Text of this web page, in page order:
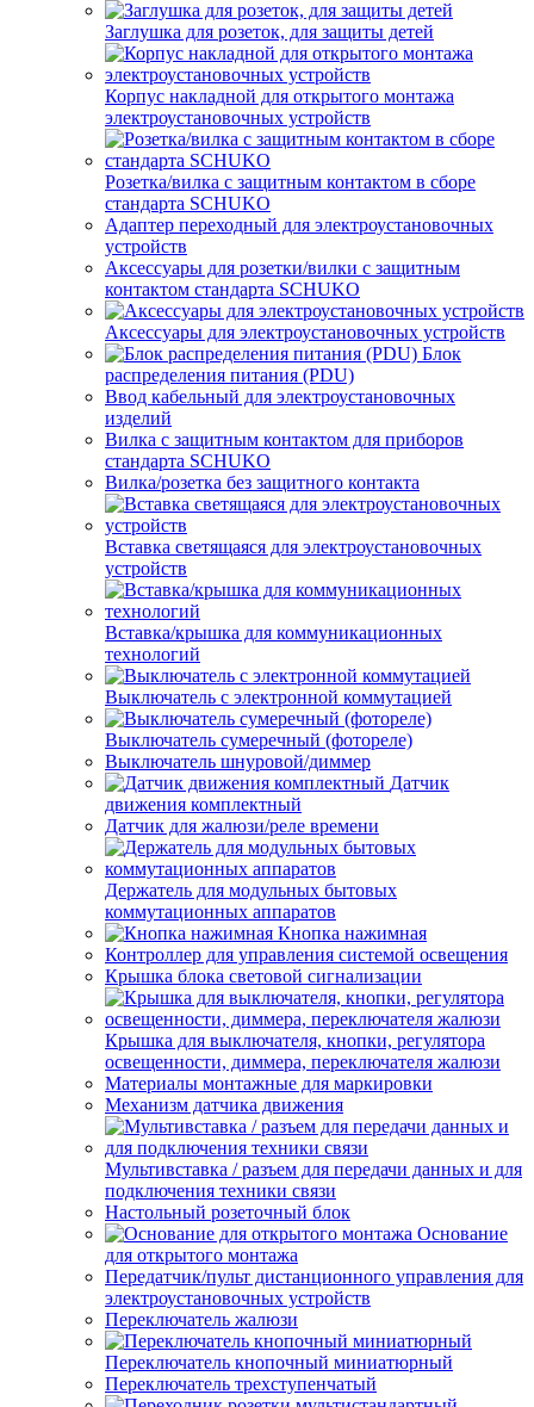
Заглушка для розеток, для защиты детей
Корпус накладной для открытого монтажа
электроустановочных устройств
Розетка/вилка с защитным контактом в сборе
стандарта SCHUKO
Адаптер переходный для электроустановочных
устройств
Аксессуары для розетки/вилки с защитным
контактом стандарта SCHUKO
Аксессуары для электроустановочных устройств
Блок
распределения питания (PDU)
Ввод кабельный для электроустановочных
изделий
Вилка с защитным контактом для приборов
стандарта SCHUKO
Вилка/розетка без защитного контакта
Вставка светящаяся для электроустановочных
устройств
Вставка/крышка для коммуникационных
технологий
Выключатель с электронной коммутацией
Выключатель сумеречный (фотореле)
Выключатель шнуровой/диммер
Датчик
движения комплектный
Датчик для жалюзи/реле времени
Держатель для модульных бытовых
коммутационных аппаратов
Кнопка нажимная
Контроллер для управления системой освещения
Крышка блока световой сигнализации
Крышка для выключателя, кнопки, регулятора
освещенности, диммера, переключателя жалюзи
Материалы монтажные для маркировки
Механизм датчика движения
Мультивставка / разъем для передачи данных и для
подключения техники связи
Настольный розеточный блок
Основание
для открытого монтажа
Передатчик/пульт дистанционного управления для
электроустановочных устройств
Переключатель жалюзи
Переключатель кнопочный миниатюрный
Переключатель трехступенчатый